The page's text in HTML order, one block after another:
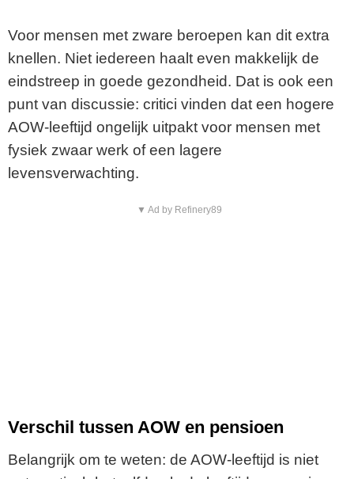
Voor mensen met zware beroepen kan dit extra
knellen. Niet iedereen haalt even makkelijk de
eindstreep in goede gezondheid. Dat is ook een
punt van discussie: critici vinden dat een hogere
AOW-leeftijd ongelijk uitpakt voor mensen met
fysiek zwaar werk of een lagere
levensverwachting.
▼ Ad by Refinery89
Verschil tussen AOW en pensioen
Belangrijk om te weten: de AOW-leeftijd is niet